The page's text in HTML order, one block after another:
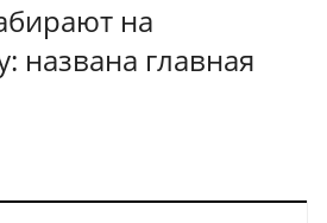
на
названа главная